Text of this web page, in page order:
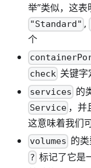
举”类似，这表
"Standard" ,
个
check 关键
services 的
Service ，
这意味着我们
volumes 的
? 标记了它是